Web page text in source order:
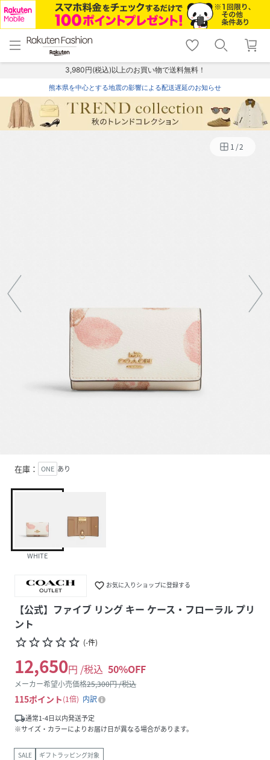
menu home
トップ
shopping_cart lock_outline
ログイン
3,980円(税込)以上のお買い物で送料無料！
熊本県を中心とする地震の影響による配送遅延のお知らせ
1 /2
在庫： ONE あり
WHITE
favorite_border お気に入りショップに登録する
【公式】ファイブ リング キー ケース・フローラル プリ
ント
star_borderstar_borderstar_borderstar_borderstar_border (-件)
12,650円 /税込 50%OFF
メーカー希望小売価格25,300円 /税込
115ポイント 1倍
内訳
local_shipping通常1-4日以内発送予定
※サイズ・カラーによりお届け日が異なる場合があります。
SALE ギフトラッピング対象